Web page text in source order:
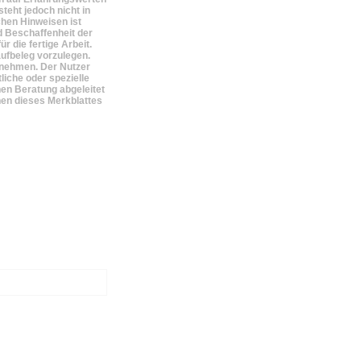
jedoch nicht in
Hinweisen ist
Beschaffenheit der
die fertige Arbeit.
vorzulegen.
Der Nutzer
oder spezielle
Beratung abgeleitet
dieses Merkblattes